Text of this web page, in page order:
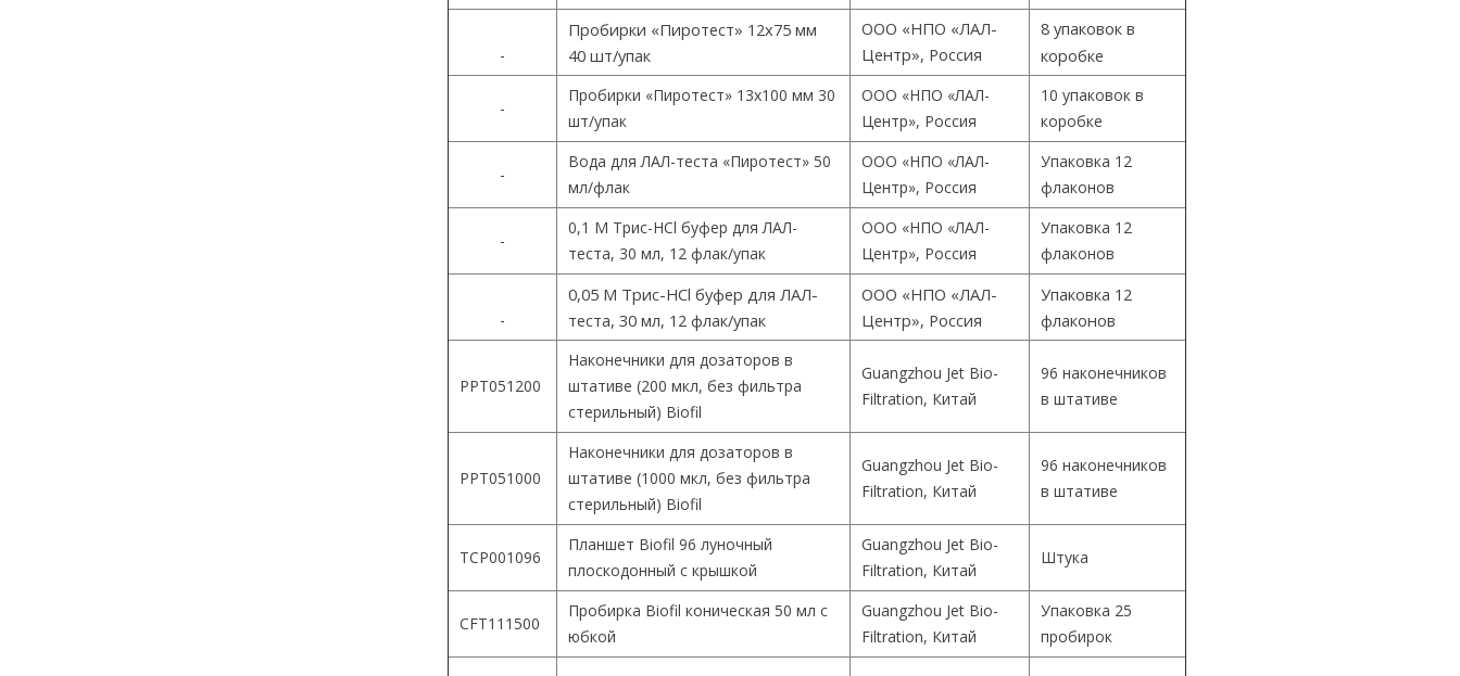
-
Пробирки «Пиротест» 12х75 мм
40 шт/упак
ООО «НПО «ЛАЛ-
Центр», Россия
8 упаковок в
коробке
-
Пробирки «Пиротест» 13х100 мм 30
шт/упак
ООО «НПО «ЛАЛ-
Центр», Россия
10 упаковок в
коробке
-
Вода для ЛАЛ-теста «Пиротест» 50
мл/флак
ООО «НПО «ЛАЛ-
Центр», Россия
Упаковка 12
флаконов
-
0,1 М Трис-HCl буфер для ЛАЛ-
теста, 30 мл, 12 флак/упак
ООО «НПО «ЛАЛ-
Центр», Россия
Упаковка 12
флаконов
-
0,05 М Трис-HCl буфер для ЛАЛ-
теста, 30 мл, 12 флак/упак
ООО «НПО «ЛАЛ-
Центр», Россия
Упаковка 12
флаконов
PPT051200
Наконечники для дозаторов в
штативе (200 мкл, без фильтра
стерильный) Biofil
Guangzhou Jet Bio-
Filtration, Китай
96 наконечников
в штативе
PPT051000
Наконечники для дозаторов в
штативе (1000 мкл, без фильтра
стерильный) Biofil
Guangzhou Jet Bio-
Filtration, Китай
96 наконечников
в штативе
TCP001096
Планшет Biofil 96 луночный
плоскодонный с крышкой
Guangzhou Jet Bio-
Filtration, Китай
Штука
CFT111500
Пробирка Biofil коническая 50 мл с
юбкой
Guangzhou Jet Bio-
Filtration, Китай
Упаковка 25
пробирок